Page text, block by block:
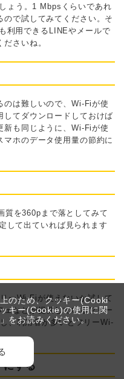
ょう。1 Mbpsくらいであれ
で試してみてください。そ
利用できるLINEやメールで
さいね。
のは難しいので、Wi-Fiが使
してダウンロードしておけば
新も同じように、Wi-Fiが使
マホのデータ使用量の節約に
質を360pまで落としてみて
して出ていれば見られます
ーWi-Fiが使えないか試して
ェなどが提供しているフリー
、利用者が多いとフリーWi-
にする
のため、クッキー(Cooki
キー(Cookie)の使用に関
」をお読みください。